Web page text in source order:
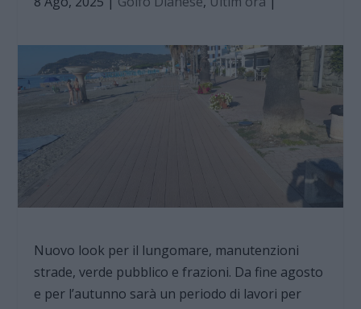
Nuovo look per il lungomare, manutenzioni
strade, verde pubblico e frazioni. Da fine agosto
e per l’autunno sarà un periodo di lavori per